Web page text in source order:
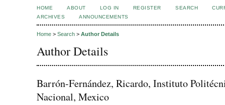
HOME ABOUT LOG IN REGISTER SEARCH
ARCHIVES
ANNOUNCEMENTS
Home > Search > Author Details
Author Details
Barrón-Fernández, Ricardo, Instituto
Nacional, Mexico